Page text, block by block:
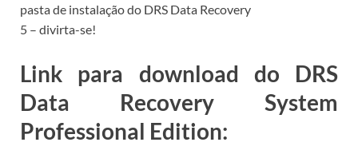
pasta de instalação do DRS Data Recovery
5 – divirta-se!
Link para download do DRS
Data Recovery System
Professional Edition: